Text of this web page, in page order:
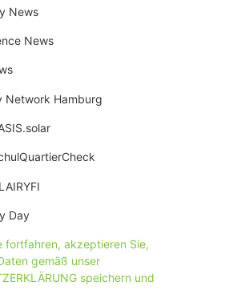
News
News
Network Hamburg
Day
fortfahren, akzeptieren Sie,
gemäß unser
speichern und